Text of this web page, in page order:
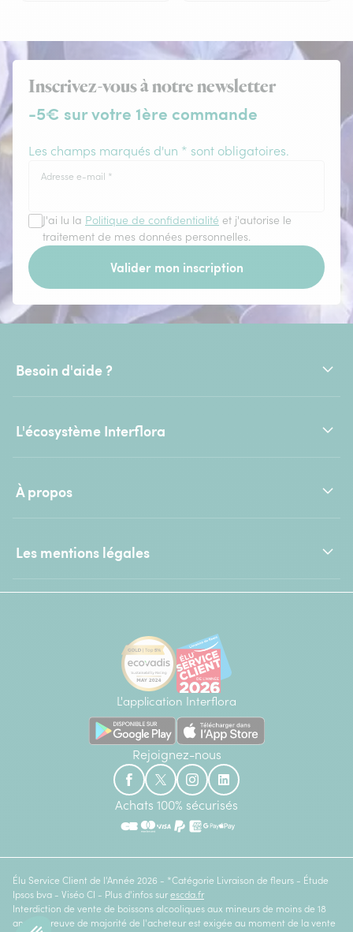
Inscrivez-vous à notre newsletter
-5€ sur votre 1ère commande
Les champs marqués d'un * sont obligatoires.
Adresse e-mail *
J'ai lu la Politique de confidentialité et j'autorise le
traitement de mes données personnelles.
Valider mon inscription
Besoin d'aide ?
L'écosystème Interflora
À propos
Les mentions légales
L'application Interflora
Rejoignez-nous
Achats 100% sécurisés
Élu Service Client de l'Année 2026 - *Catégorie Livraison de fleurs - Étude
Ipsos bva - Viséo CI - Plus d'infos sur escda.fr
Interdiction de vente de boissons alcooliques aux mineurs de moins de 18
ans. La preuve de majorité de l'acheteur est exigée au moment de la vente